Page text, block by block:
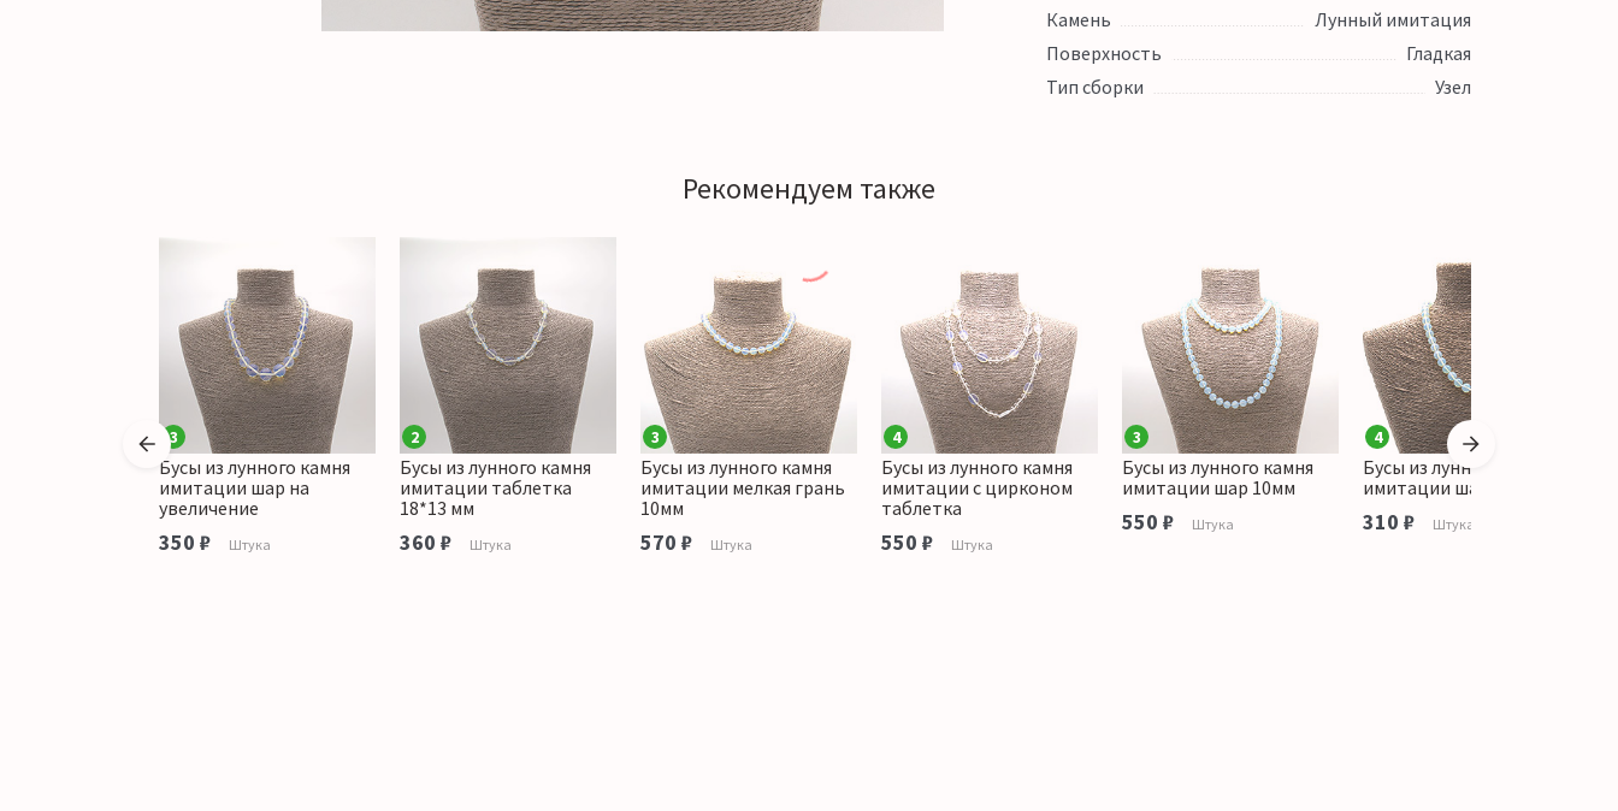
Камень
Лунный имитация
Поверхность
Гладкая
Тип сборки
Узел
Рекомендуем также
3
Бусы из лунного камня
имитации шар на
увеличение
350 ₽ Штука
2
Бусы из лунного камня
имитации таблетка
18*13 мм
360 ₽ Штука
3
Бусы из лунного камня
имитации мелкая грань
10мм
570 ₽ Штука
4
Бусы из лунного камня
имитации с цирконом
таблетка
550 ₽ Штука
3
Бусы из лунного камня
имитации шар 10мм
550 ₽ Штука
4
Бусы из лунного камня
имитации шар 10 мм
310 ₽ Штука